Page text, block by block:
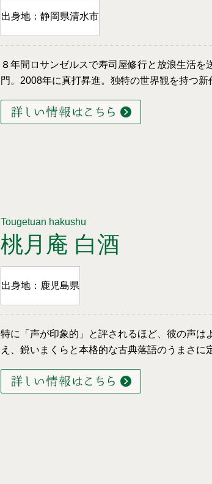
出身地：静岡県清水市
８年間ロサンゼルスで寿司屋修行と放浪生活を
門。2008年に真打昇進。独特の世界観を持つ新
Tougetuan hakushu
桃月庵 白酒
出身地：鹿児島県
特に「声が印象的」と評されるほど、彼の声は
え、鋭いまくらと本格的な古典落語のうまさに